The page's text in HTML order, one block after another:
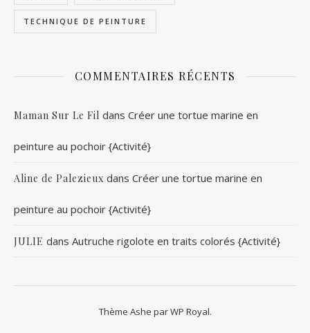
TECHNIQUE DE PEINTURE
COMMENTAIRES RÉCENTS
Maman Sur Le Fil dans Créer une tortue marine en
peinture au pochoir {Activité}
Aline de Palezieux dans Créer une tortue marine en
peinture au pochoir {Activité}
JULIE dans Autruche rigolote en traits colorés {Activité}
Thème Ashe parWP Royal.